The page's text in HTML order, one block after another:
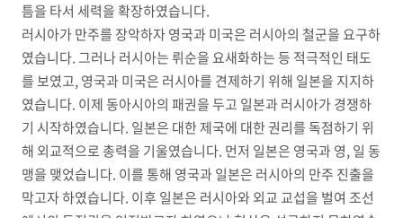
틈을 타서 세력을 확장하였습니다.
러시아가 만주를 장악하자 영국과 미국은 러시아의 철군을 요구하
였습니다. 그러나 러시아는 뤼순을 요새화하는 등 적극적인 태도
를 보였고, 영국과 미국은 러시아를 견제하기 위해 일본을 지지하
였습니다. 이제 동아시아의 패권을 두고 일본과 러시아가 경쟁하
기 시작하였습니다. 일본은 대한 제국에 대한 권리를 독점하기 위
해 외교적으로 총력을 기울였습니다. 먼저 일본은 영국과 영, 일 동
맹을 맺었습니다. 이를 통해 영국과 일본은 러시아의 만주 진출을
막고자 하였습니다. 이후 일본은 러시아와 외교 교섭을 벌여 조선